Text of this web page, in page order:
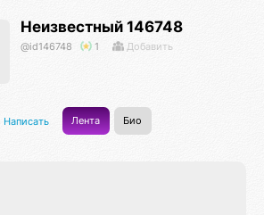
Неизвестный 146748
@id146748 1 Добавить
Написать Лента Био